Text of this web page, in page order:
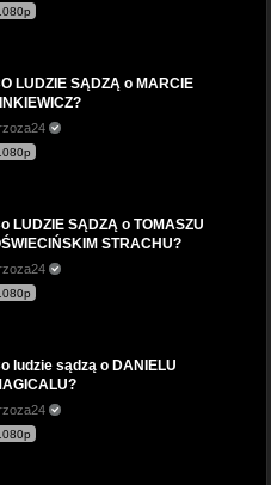
LUDZIE SĄDZĄ o MARCIE
LUDZIE SĄDZĄ o TOMASZU
STRACHU?
ludzie sądzą o DANIELU